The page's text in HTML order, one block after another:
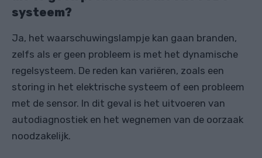
systeem?
Ja, het waarschuwingslampje kan gaan branden,
zelfs als er geen probleem is met het dynamische
regelsysteem. De reden kan variëren, zoals een
storing in het elektrische systeem of een probleem
met de sensor. In dit geval is het uitvoeren van
autodiagnostiek en het wegnemen van de oorzaak
noodzakelijk.